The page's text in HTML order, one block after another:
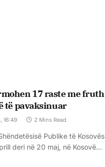
17 raste me
të pavaksinuar
16:49 2 Mins Read
Publike të
deri në 20 maj, në Kosovë…